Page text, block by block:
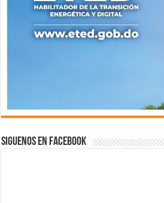
Siguenos en Facebook